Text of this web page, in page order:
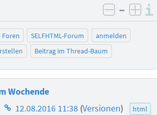
negativ
–
Foren SELFHTML-Forum
anmelden
Beitrag im Thread-Baum
Wochende
Homepage
12.08.2016 11:38 (Versionen) html